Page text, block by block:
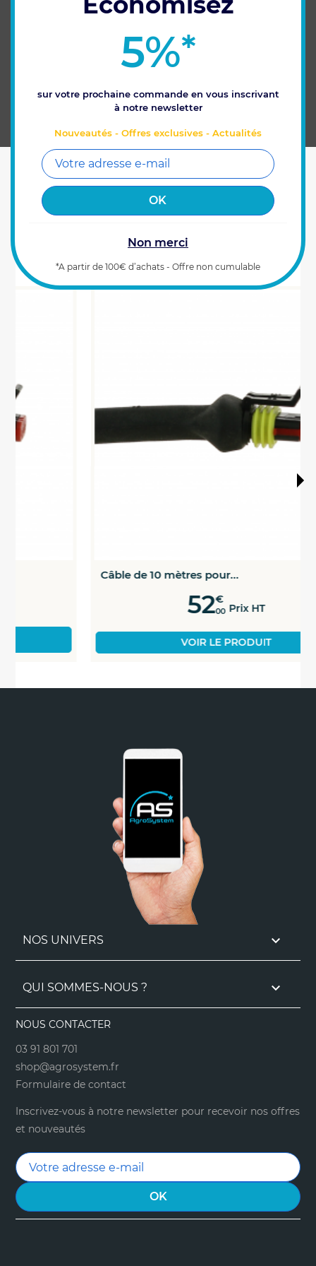
VOUS AIMEREZ AUSSI
Câble de 10 mètres pour...
Prix HT
VOIR LE PRODUIT
CARACTÉRISTIQUES
deux machines passent précisément trace
Dans le cas du Timon Directeur, un seul
capteur angulaire est nécessaire pour la
flèche du pulvérisateur.
Dans le cas de l'Essieu Suiveur, deux
capteurs angulaires sont nécessaires : un
pour le tracteur, et un pour l'essieu du
NOS UNIVERS 
QUI SOMMES-NOUS ? 
NOUS CONTACTER
03 91 801 701
shop@agrosystem.fr
Formulaire de contact
Inscrivez-vous à notre newsletter pour recevoir nos offres
et nouveautés
5%*
sur votre prochaine commande en vous inscrivant
à notre newsletter
Nouveautés - Offres exclusives - Actualités
Non merci
*A partir de 100€ d’achats - Offre non cumulable